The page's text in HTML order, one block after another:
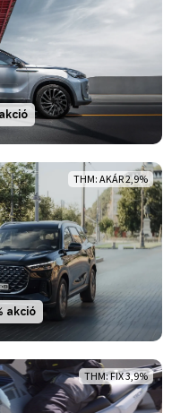
THM: AKÁR 2,9%
akció
THM: FIX 3,9%